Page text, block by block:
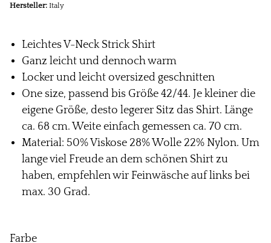
Hersteller: Italy
Leichtes V-Neck Strick Shirt
Ganz leicht und dennoch warm
Locker und leicht oversized geschnitten
One size, passend bis Größe 42/44. Je kleiner die
eigene Größe, desto legerer Sitz das Shirt. Länge
ca. 68 cm. Weite einfach gemessen ca. 70 cm.
Material: 50% Viskose 28% Wolle 22% Nylon. Um
lange viel Freude an dem schönen Shirt zu
haben, empfehlen wir Feinwäsche auf links bei
max. 30 Grad.
Farbe